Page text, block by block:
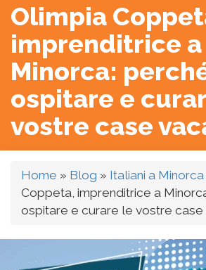
Olimpia
imprenditrice a
Minorca:
ospitare e
vostre case
Home » Blog » Italiani a Minorca
Coppeta, imprenditrice a
ospitare e curare le vostre case